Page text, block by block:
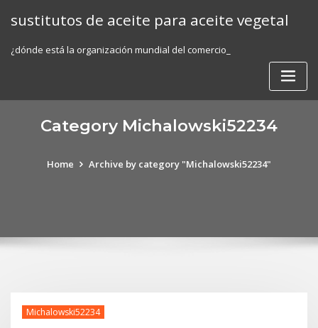
sustitutos de aceite para aceite vegetal
¿dónde está la organización mundial del comercio_
Category Michalowski52234
Home Archive by category "Michalowski52234"
Michalowski52234